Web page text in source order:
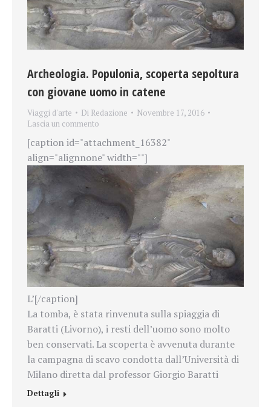
Archeologia. Populonia, scoperta sepoltura
con giovane uomo in catene
Viaggi d'arte Di Redazione
Novembre 17, 2016
Lascia un commento
[caption id="attachment_16382"
align="alignnone" width=""]
L’[/caption]
La tomba, è stata rinvenuta sulla spiaggia di
Baratti (Livorno), i resti dell’uomo sono molto
ben conservati. La scoperta è avvenuta durante
la campagna di scavo condotta dall’Università di
Milano diretta dal professor Giorgio Baratti
Dettagli